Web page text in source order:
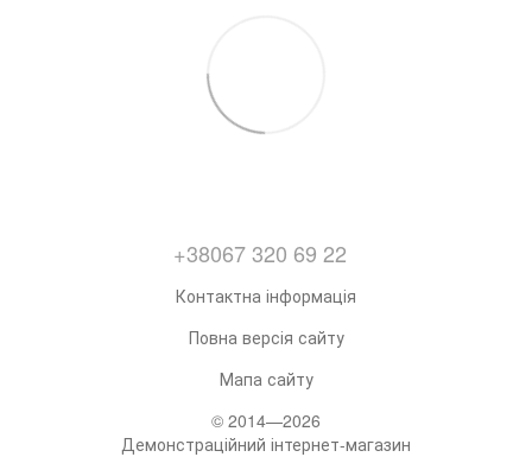
+38067 320 69 22
Контактна інформація
Повна версія сайту
Мапа сайту
© 2014—2026
Демонстраційний інтернет-магазин